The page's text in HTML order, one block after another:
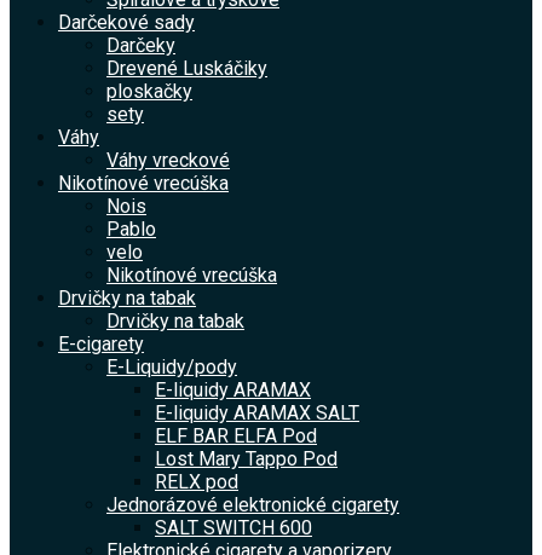
Darčekové sady
Darčeky
Drevené Luskáčiky
ploskačky
sety
Váhy
Váhy vreckové
Nikotínové vrecúška
Nois
Pablo
velo
Nikotínové vrecúška
Drvičky na tabak
Drvičky na tabak
E-cigarety
E-Liquidy/pody
E-liquidy ARAMAX
E-liquidy ARAMAX SALT
ELF BAR ELFA Pod
Lost Mary Tappo Pod
RELX pod
Jednorázové elektronické cigarety
SALT SWITCH 600